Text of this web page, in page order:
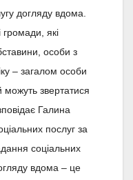
догляду вдома.
які
особи з
– загалом особи
можуть звертатися
Галина
послуг за
соціальних
вдома – це